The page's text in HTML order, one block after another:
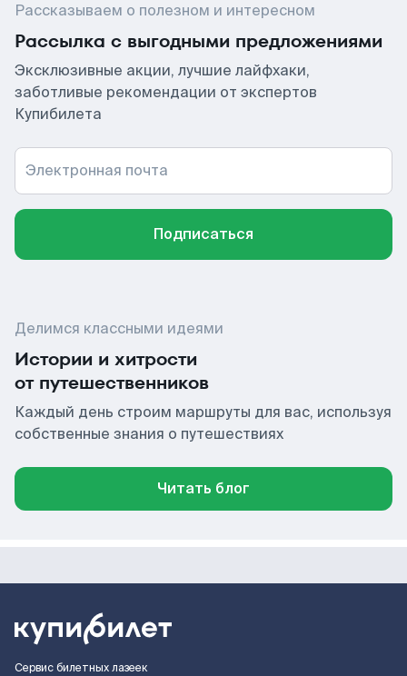
Рассказываем о полезном и интересном
Рассылка с выгодными предложениями
Эксклюзивные акции, лучшие лайфхаки,
заботливые рекомендации от экспертов
Купибилета
Электронная почта
Подписаться
Делимся классными идеями
Истории и хитрости
от путешественников
Каждый день строим маршруты для вас, используя
собственные знания о путешествиях
Читать блог
Сервис билетных лазеек